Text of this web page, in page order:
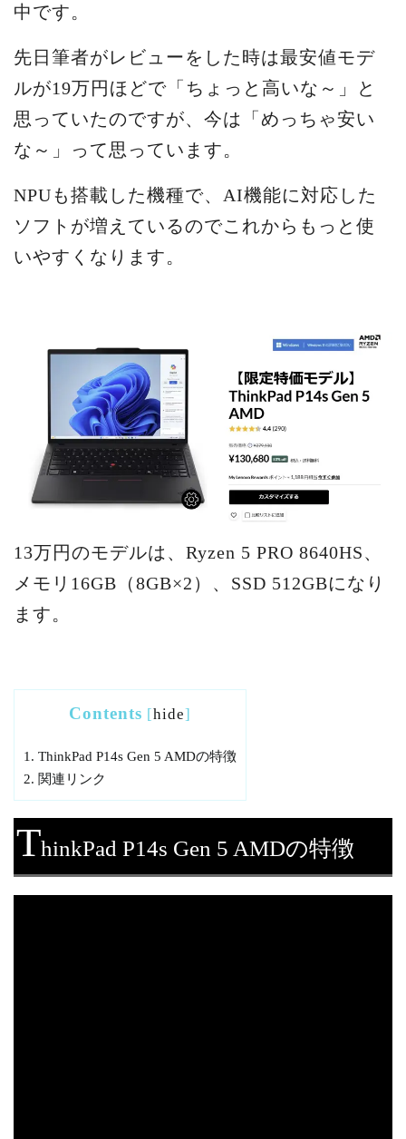
中です。
先日筆者がレビューをした時は最安値モデ
ルが19万円ほどで「ちょっと高いな～」と
思っていたのですが、今は「めっちゃ安い
な～」って思っています。
NPUも搭載した機種で、AI機能に対応した
ソフトが増えているのでこれからもっと使
いやすくなります。
13万円のモデルは、Ryzen 5 PRO 8640HS、
メモリ16GB（8GB×2）、SSD 512GBになり
ます。
Contents [hide]
1. ThinkPad P14s Gen 5 AMDの特徴
2. 関連リンク
ThinkPad P14s Gen 5 AMDの特徴